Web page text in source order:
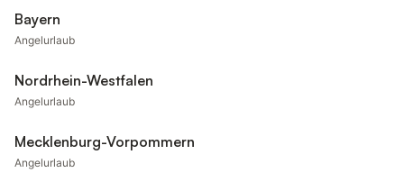
Bayern
Angelurlaub
Nordrhein-Westfalen
Angelurlaub
Mecklenburg-Vorpommern
Angelurlaub